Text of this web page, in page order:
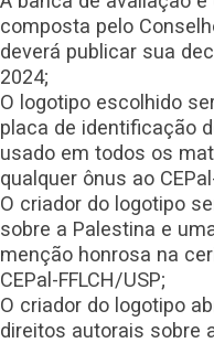
composta pelo
deverá publicar sua
2024;
O logotipo escolhido
placa de identificação
usado em todos os
qualquer ônus ao
O criador do logotipo
sobre a Palestina e
menção honrosa na
CEPal-FFLCH/USP;
O criador do logotipo
direitos autorais sobre